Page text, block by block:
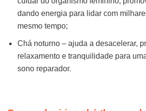
dando energia para lidar com
mesmo tempo;
Chá noturno – ajuda a desacelerar,
relaxamento e tranquilidade para
sono reparador.